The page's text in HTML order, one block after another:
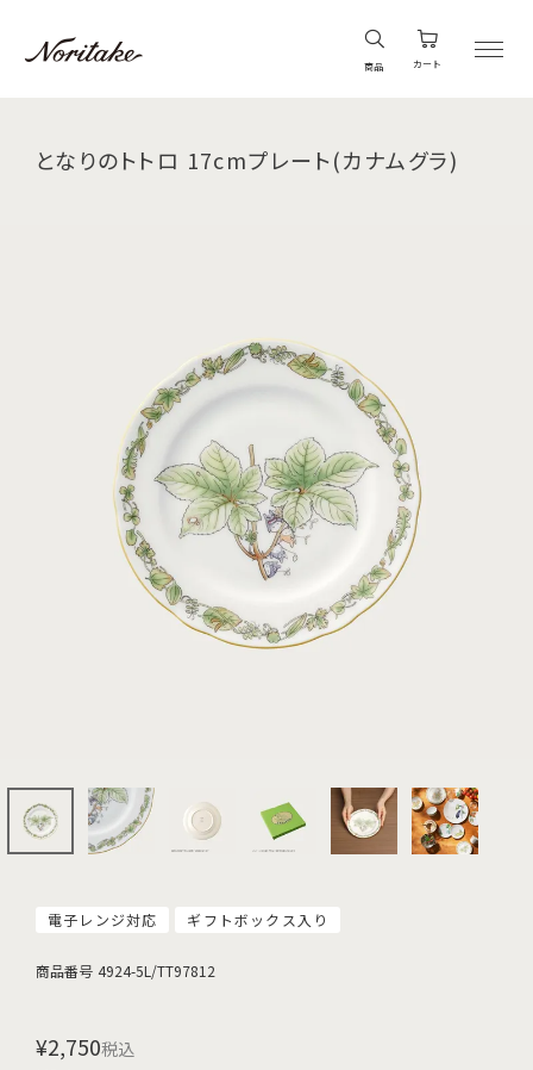
商品 カート
となりのトトロ 17cmプレート(カナムグラ)
電子レンジ対応 ギフトボックス入り
商品番号 4924-5L/TT97812
¥2,750税込